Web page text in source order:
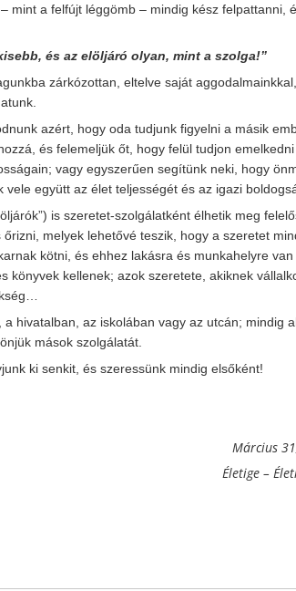
mint a felfújt léggömb – mindig kész felpattanni,
és az elöljáró olyan, mint a szolga!”
zárkózottan, eltelve saját
azért, hogy oda tudjunk figyelni a másik
és felemeljük őt, hogy felül tudjon emelkedni
vagy egyszerűen segítünk neki, hogy
együtt az élet teljességét és az igazi
is szeretet-szolgálatként élhetik meg
melyek lehetővé teszik, hogy a szeretet
kötni, és ehhez lakásra és munkahelyre
kellenek; azok szeretete, akiknek
hivatalban, az iskolában vagy az utcán; mindig
mások szolgálatát.
ki senkit, és szeressünk mindig elsőként!
Március
Életige –